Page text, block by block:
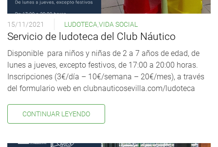
15/11/2021 LUDOTECA VIDA SOCIAL
Servicio de ludoteca del Club Náutico
Disponible para niños y niñas de 2 a 7 años de edad, de
lunes a jueves, excepto festivos, de 17:00 a 20:00 horas.
Inscripciones (3€/día – 10€/semana – 20€/mes), a través
del formulario web en clubnauticosevilla.com/ludoteca
CONTINUAR LEYENDO